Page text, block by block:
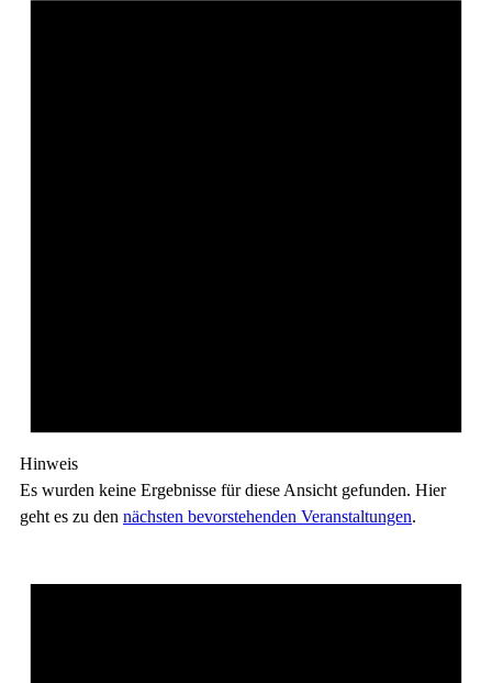
Hinweis
Es wurden keine Ergebnisse für diese Ansicht gefunden. Hier
geht es zu den nächsten bevorstehenden Veranstaltungen.